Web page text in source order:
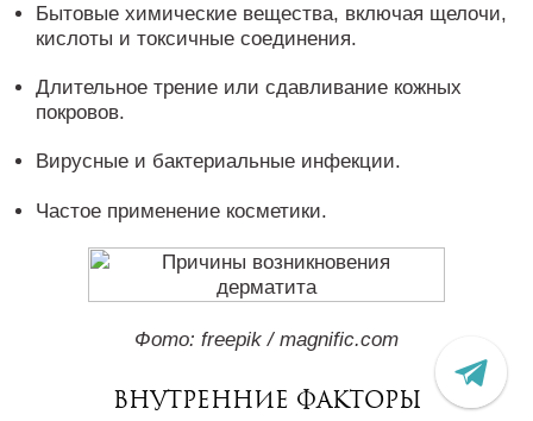
Бытовые химические вещества, включая щелочи,
кислоты и токсичные соединения.
Длительное трение или сдавливание кожных
покровов.
Вирусные и бактериальные инфекции.
Частое применение косметики.
Фото: freepik / magnific.com
Внутренние факторы